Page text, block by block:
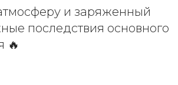
и заряженный
последствия основного
🔥